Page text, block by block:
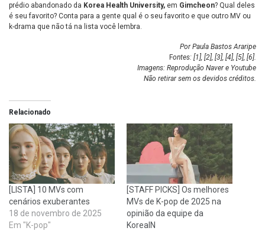
prédio abandonado da Korea Health University, em Gimcheon? Qual deles
é seu favorito? Conta para a gente qual é o seu favorito e que outro MV ou
k-drama que não tá na lista você lembra.
Por Paula Bastos Araripe
Fontes: [1], [2], [3], [4], [5], [6].
Imagens: Reprodução Naver e Youtube
Não retirar sem os devidos créditos.
Relacionado
[LISTA] 10 MVs com
cenários exuberantes
18 de novembro de 2025
Em "K-pop"
[STAFF PICKS] Os melhores
MVs de K-pop de 2025 na
opinião da equipe da
KoreaIN